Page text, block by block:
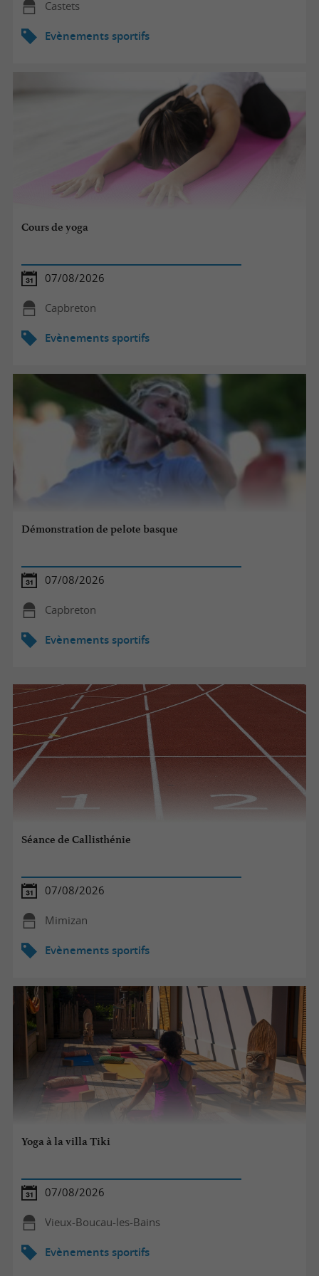
Castets
Evènements sportifs
Cours de yoga
07/08/2026
Capbreton
Evènements sportifs
Démonstration de pelote basque
07/08/2026
Capbreton
Evènements sportifs
Séance de Callisthénie
07/08/2026
Mimizan
Evènements sportifs
Yoga à la villa Tiki
07/08/2026
Vieux-Boucau-les-Bains
Evènements sportifs